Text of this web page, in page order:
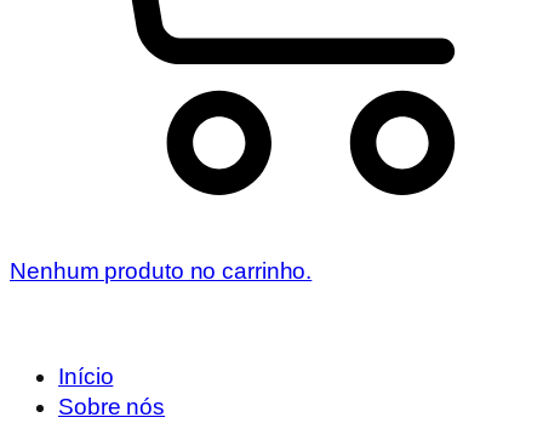
Nenhum produto no carrinho.
Início
Sobre nós